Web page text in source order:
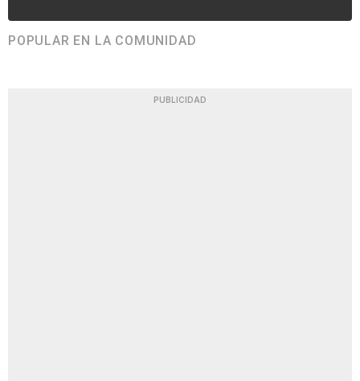
POPULAR EN LA COMUNIDAD
PUBLICIDAD